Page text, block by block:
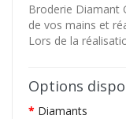
Broderie Diamant
de vos mains et
Lors de la
Options
Diamants